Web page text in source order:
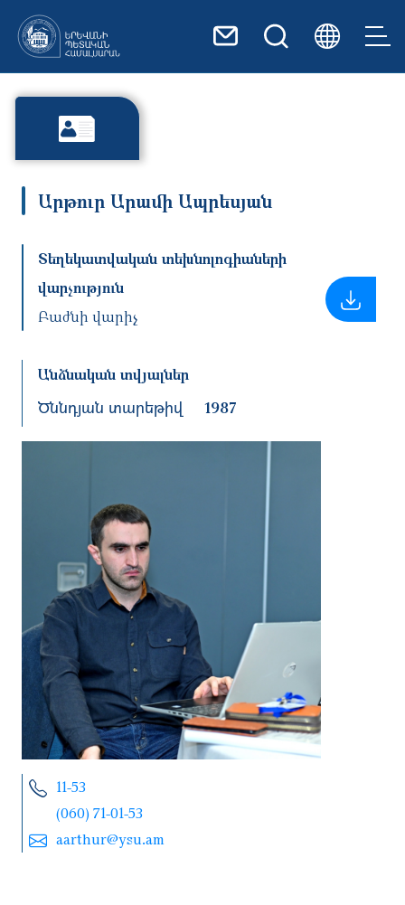
11-53
(060) 71-01-53
aarthur@ysu.am
Արթուր Արամի Ապրեսյան
Տեղեկատվական տեխնոլոգիաների
վարչություն
Բաժնի վարիչ
Անձնական տվյալներ
Ծննդյան տարեթիվ 1987